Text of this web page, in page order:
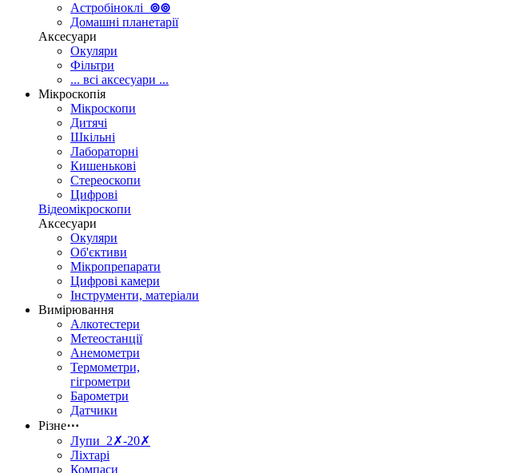
Астробіноклі ⊚⊚
Домашні планетарії
Аксесуари
Окуляри
Фільтри
... всі аксесуари ...
Мікроскопія
Мікроскопи
Дитячі
Шкільні
Лабораторні
Кишенькові
Стереоскопи
Цифрові
Відеомікроскопи
Аксесуари
Окуляри
Об'єктиви
Мікропрепарати
Цифрові камери
Інструменти, матеріали
Вимірювання
Алкотестери
Метеостанції
Анемометри
Термометри,
гігрометри
Барометри
Датчики
Різне⋯
Лупи 2✗-20✗
Ліхтарі
Компаси